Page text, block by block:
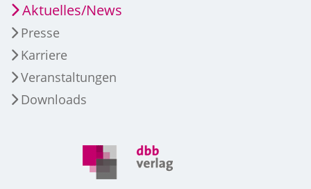
Aktuelles/News
Presse
Karriere
Veranstaltungen
Downloads